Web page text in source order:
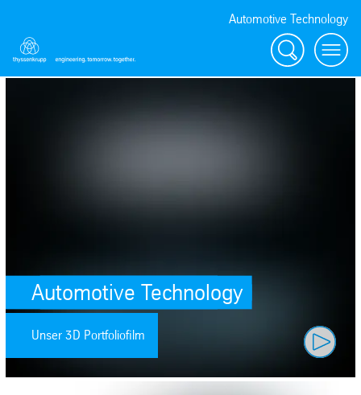
Automotive Technology
Suche
Menü
Automotive Technology
Unser 3D Portfoliofilm